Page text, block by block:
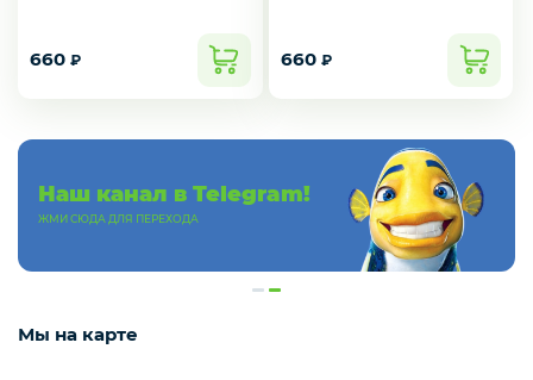
Икра
660 ₽ 660 ₽
Наш канал в Telegram!
ЖМИ СЮДА ДЛЯ ПЕРЕХОДА
Мы на карте